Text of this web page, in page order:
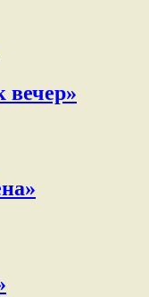
вечер»